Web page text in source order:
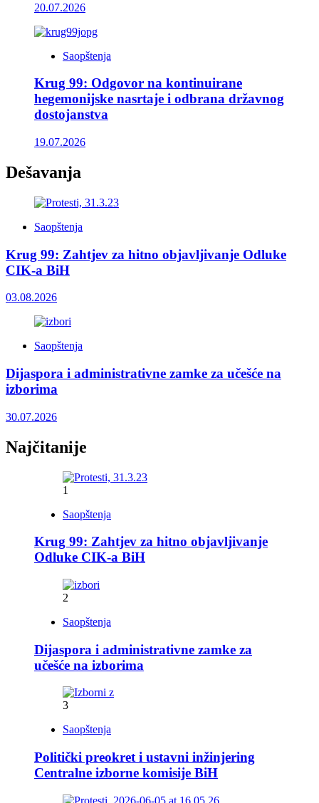
20.07.2026
Saopštenja
Krug 99: Odgovor na kontinuirane
hegemonijske nasrtaje i odbrana državnog
dostojanstva
19.07.2026
Dešavanja
Saopštenja
Krug 99: Zahtjev za hitno objavljivanje Odluke
CIK-a BiH
03.08.2026
Saopštenja
Dijaspora i administrativne zamke za učešće na
izborima
30.07.2026
Najčitanije
1
Saopštenja
Krug 99: Zahtjev za hitno objavljivanje
Odluke CIK-a BiH
2
Saopštenja
Dijaspora i administrativne zamke za
učešće na izborima
3
Saopštenja
Politički preokret i ustavni inžinjering
Centralne izborne komisije BiH